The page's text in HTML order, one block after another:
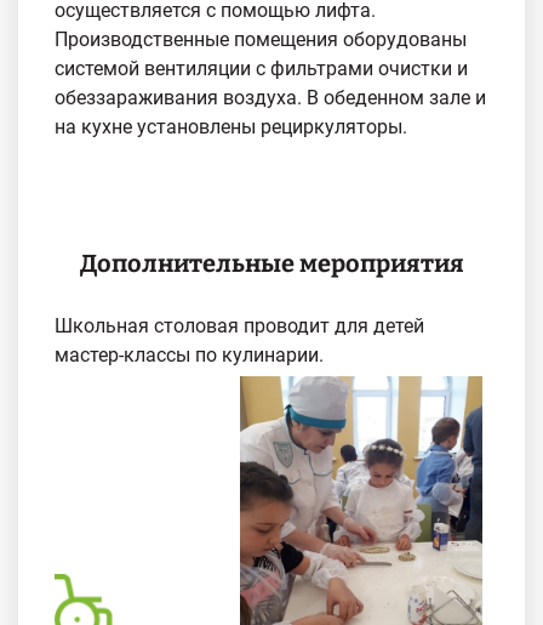
осуществляется с помощью лифта.
Производственные помещения оборудованы
системой вентиляции с фильтрами очистки и
обеззараживания воздуха. В обеденном зале и
на кухне установлены рециркуляторы.
Дополнительные мероприятия
Школьная столовая проводит для детей
мастер-классы по кулинарии.